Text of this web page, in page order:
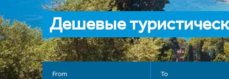
Дешевые
From To